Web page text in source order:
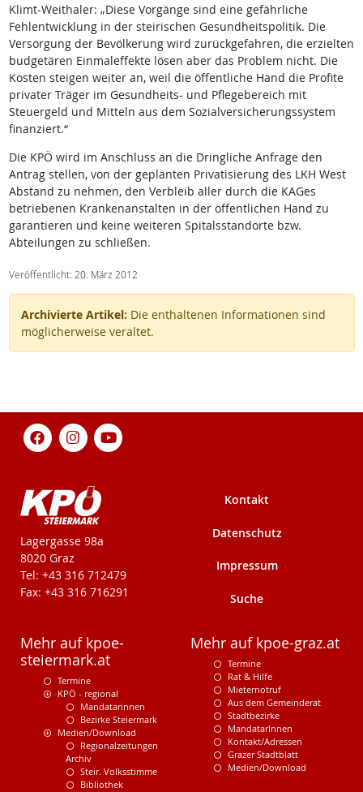
Klimt-Weithaler: „Diese Vorgänge sind eine gefährliche
Fehlentwicklung in der steirischen Gesundheitspolitik. Die
Versorgung der Bevölkerung wird zurückgefahren, die erzielten
budgetären Einmaleffekte lösen aber das Problem nicht. Die
Kosten steigen weiter an, weil die öffentliche Hand die Profite
privater Träger im Gesundheits- und Pflegebereich mit
Steuergeld und Mitteln aus dem Sozialversicherungssystem
finanziert.“
Die KPÖ wird im Anschluss an die Dringliche Anfrage den
Antrag stellen, von der geplanten Privatisierung des LKH West
Abstand zu nehmen, den Verbleib aller durch die KAGes
betriebenen Krankenanstalten in der öffentlichen Hand zu
garantieren und keine weiteren Spitalsstandorte bzw.
Abteilungen zu schließen.
Veröffentlicht: 20. März 2012
Archivierte Artikel: Die enthaltenen Informationen sind
möglicherweise veraltet.
KPÖ-Steiermark
Lagergasse 98a
8020 Graz
Tel: +43 316 712479
Fax: +43 316 716291
Kontakt
Datenschutz
Impressum
Suche
Mehr auf kpoe-
steiermark.at
Termine
KPÖ - regional
Mandatarinnen
Bezirke Steiermark
Medien/Download
Regionalzeitungen
Archiv
Steir. Volksstimme
Bibliothek
Mehr auf kpoe-graz.at
Termine
Rat & Hilfe
Mieternotruf
Aus dem Gemeinderat
Stadtbezirke
MandatarInnen
Kontakt/Adressen
Grazer Stadtblatt
Medien/Download